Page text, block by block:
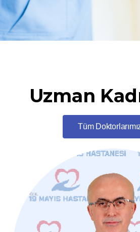
Uzman
Tüm